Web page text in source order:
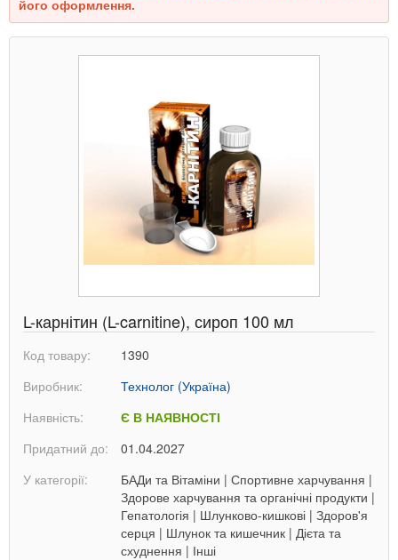
його оформлення.
L-карнітин (L-carnitine), сироп 100 мл
Код товару:
1390
Виробник:
Технолог (Україна)
Наявність:
Є В НАЯВНОСТІ
Придатний до:
01.04.2027
У категорії:
БАДи та Вітаміни | Спортивне харчування |
Здорове харчування та органічні продукти |
Гепатологія | Шлунково-кишкові | Здоров'я
серця | Шлунок та кишечник | Дієта та
схуднення | Інші